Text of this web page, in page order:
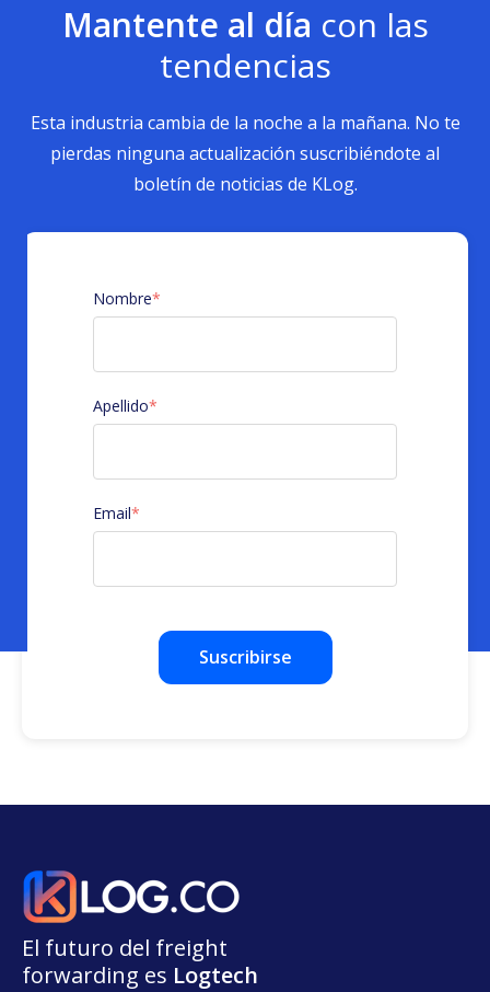
Mantente al día con las
tendencias
Esta industria cambia de la noche a la mañana. No te
pierdas ninguna actualización suscribiéndote al
boletín de noticias de KLog.
Nombre*
Apellido*
Email*
El futuro del freight
forwarding es Logtech